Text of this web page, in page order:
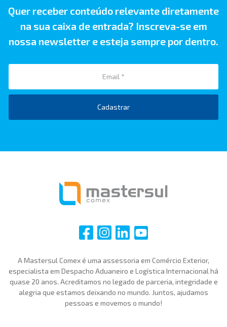
Quer receber conteúdo relevante diretamente
na sua caixa de entrada? Inscreva-se em
nossa newsletter e esteja sempre por dentro.
Cadastrar
i i i i
A Mastersul Comex é uma assessoria em Comércio Exterior,
especialista em Despacho Aduaneiro e Logística Internacional há
quase 20 anos. Acreditamos no legado de parceria, integridade e
alegria que estamos deixando no mundo. Juntos, ajudamos
pessoas e movemos o mundo!